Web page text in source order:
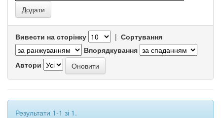
Вивести на сторінку | Сортування
Впорядкування
Автори
Результати 1-1 зі 1.